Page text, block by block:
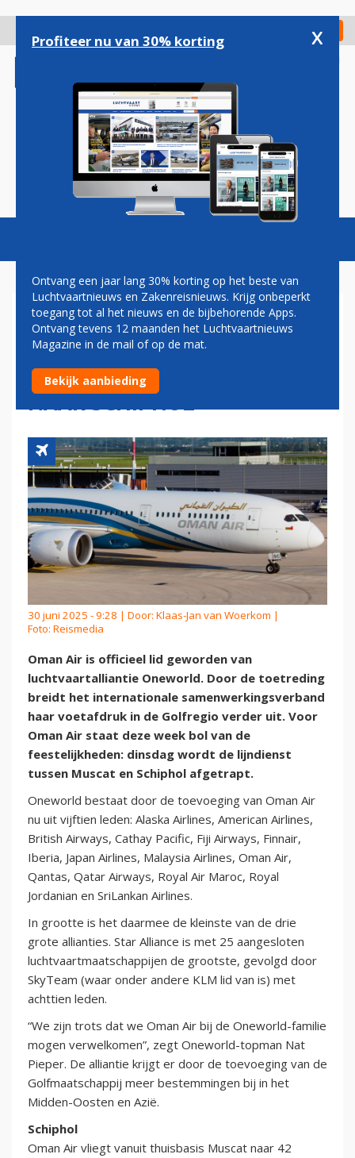
gaan
Check in
Magazine Podcasts Vacatures
OMAN AIR TREEDT OFFICIEEL
TOE TOT ONEWORLD:
DINSDAG EERSTE VLUCHT
NAAR SCHIPHOL
30 juni 2025 - 9:28 | Door: Klaas-Jan van Woerkom |
Foto: Reismedia
Oman Air is officieel lid geworden van
luchtvaartalliantie Oneworld. Door de toetreding
breidt het internationale samenwerkingsverband
haar voetafdruk in de Golfregio verder uit. Voor
Oman Air staat deze week bol van de
feestelijkheden: dinsdag wordt de lijndienst
tussen Muscat en Schiphol afgetrapt.
Oneworld bestaat door de toevoeging van Oman Air
nu uit vijftien leden: Alaska Airlines, American Airlines,
British Airways, Cathay Pacific, Fiji Airways, Finnair,
Iberia, Japan Airlines, Malaysia Airlines, Oman Air,
Qantas, Qatar Airways, Royal Air Maroc, Royal
Jordanian en SriLankan Airlines.
In grootte is het daarmee de kleinste van de drie
grote allianties. Star Alliance is met 25 aangesloten
luchtvaartmaatschappijen de grootste, gevolgd door
SkyTeam (waar onder andere KLM lid van is) met
achttien leden.
“We zijn trots dat we Oman Air bij de Oneworld-familie
mogen verwelkomen”, zegt Oneworld-topman Nat
Pieper. De alliantie krijgt er door de toevoeging van de
Golfmaatschappij meer bestemmingen bij in het
Midden-Oosten en Azië.
Schiphol
Oman Air vliegt vanuit thuisbasis Muscat naar 42
Profiteer nu van 30% korting x
Ontvang een jaar lang 30% korting op het beste van
Luchtvaartnieuws en Zakenreisnieuws. Krijg onbeperkt
toegang tot al het nieuws en de bijbehorende Apps.
Ontvang tevens 12 maanden het Luchtvaartnieuws
Magazine in de mail of op de mat.
Bekijk aanbieding